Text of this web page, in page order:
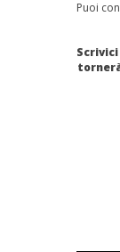
Puoi